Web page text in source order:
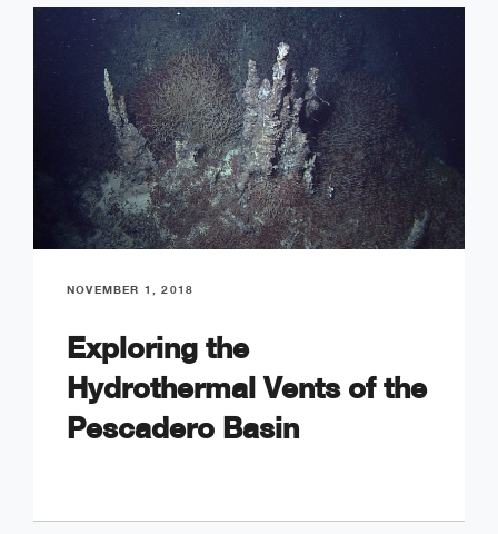
NOVEMBER 1, 2018
Exploring the
Hydrothermal Vents of the
Pescadero Basin